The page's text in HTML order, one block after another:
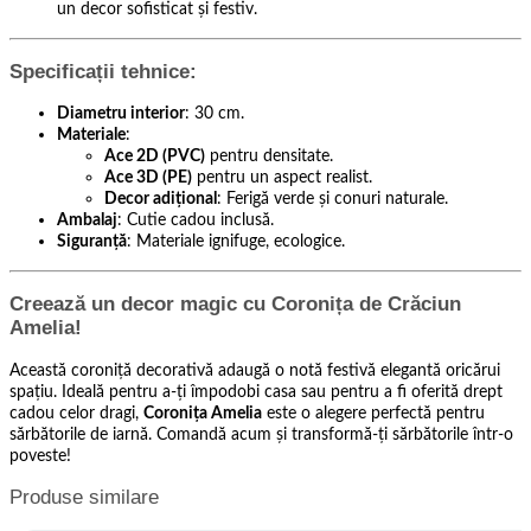
un decor sofisticat și festiv.
Specificații tehnice:
Diametru interior: 30 cm.
Materiale:
Ace 2D (PVC) pentru densitate.
Ace 3D (PE) pentru un aspect realist.
Decor adițional : Ferigă verde și conuri naturale.
Ambalaj: Cutie cadou inclusă.
Siguranță: Materiale ignifuge, ecologice.
Creează un decor magic cu Coronița de Crăciun
Amelia!
Această coroniță decorativă adaugă o notă festivă elegantă oricărui
spațiu. Ideală pentru a-ți împodobi casa sau pentru a fi oferită drept
cadou celor dragi, Coronița Amelia este o alegere perfectă pentru
sărbătorile de iarnă. Comandă acum și transformă-ți sărbătorile într-o
poveste!
Produse similare